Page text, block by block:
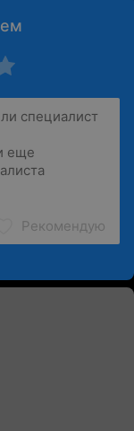
Рекомендую